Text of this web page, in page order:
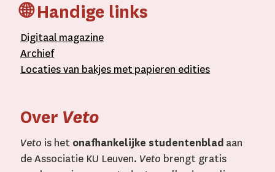
🌐 Handige links
Digitaal magazine
Archief
Locaties van bakjes metpapieren edities
Over Veto
Veto is het onafhankelijke studentenblad aan
de Associatie KU Leuven. Veto brengt gratis